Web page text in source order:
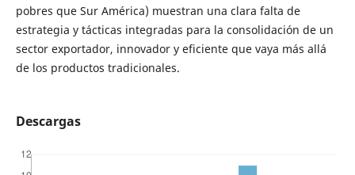
pobres que Sur América) muestran una clara falta de
estrategia y tácticas integradas para la consolidación de un
sector exportador, innovador y eficiente que vaya más allá
de los productos tradicionales.
Descargas